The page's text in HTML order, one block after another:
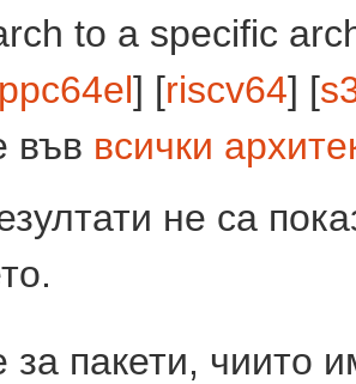
to a specific
ppc64el] [riscv64] [
във всички
не са
за пакети, чиито